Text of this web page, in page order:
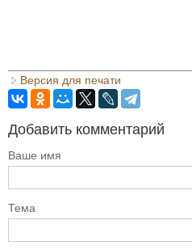
Версия для печати
Добавить комментарий
Ваше имя
Тема